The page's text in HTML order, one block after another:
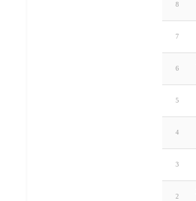
8
7
6
5
4
3
2